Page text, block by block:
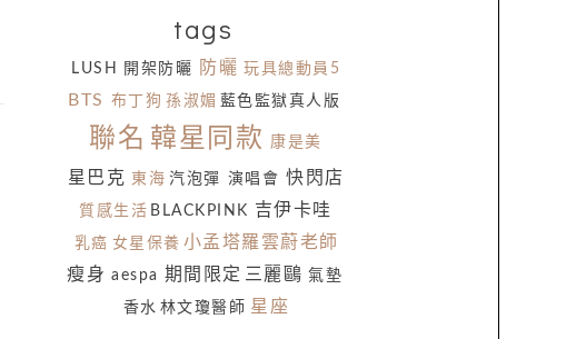
tags
LUSH 開架防曬 防曬 玩具總動員5
BTS 布丁狗 孫淑媚 藍色監獄真人版
聯名 韓星同款 康是美
星巴克 東海 汽泡彈 演唱會 快閃店
質感生活 BLACKPINK 吉伊卡哇
乳癌 女星保養 小孟塔羅雲蔚老師
瘦身 aespa 期間限定 三麗鷗 氣墊
香水 林文瓊醫師 星座